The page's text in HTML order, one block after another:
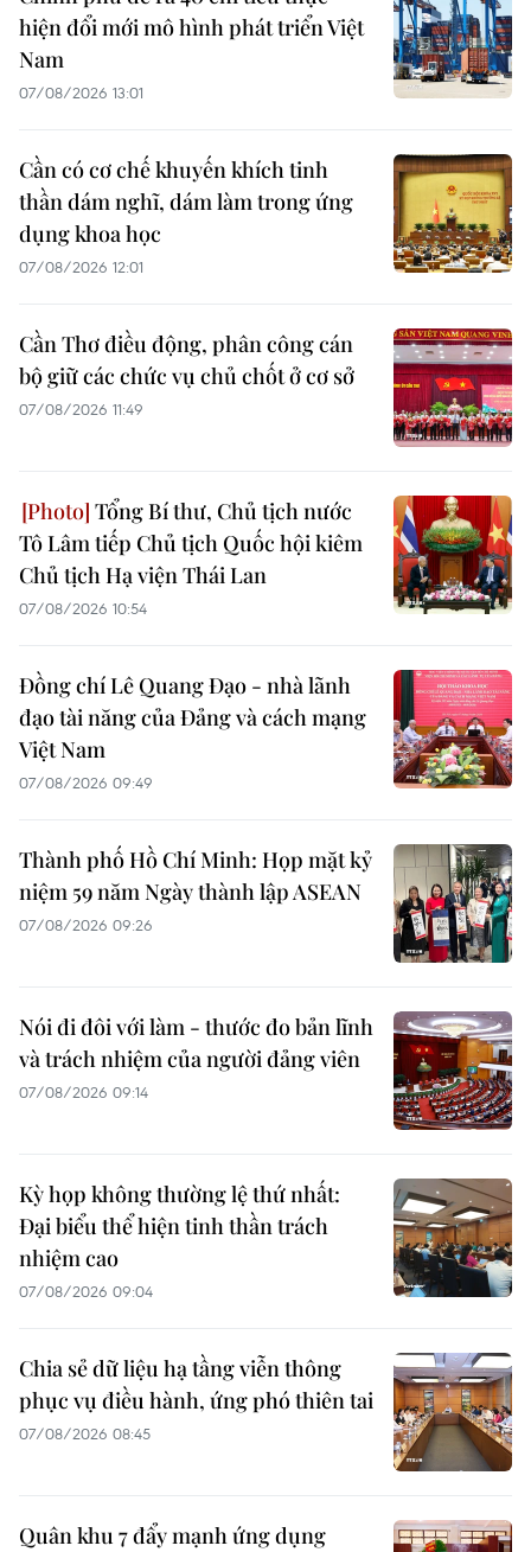
hiện đổi mới mô hình phát triển Việt
Nam
07/08/2026 13:01
Cần có cơ chế khuyến khích tinh
thần dám nghĩ, dám làm trong ứng
dụng khoa học
07/08/2026 12:01
Cần Thơ điều động, phân công cán
bộ giữ các chức vụ chủ chốt ở cơ sở
07/08/2026 11:49
Tổng Bí thư, Chủ tịch nước
Tô Lâm tiếp Chủ tịch Quốc hội kiêm
Chủ tịch Hạ viện Thái Lan
07/08/2026 10:54
Đồng chí Lê Quang Đạo - nhà lãnh
đạo tài năng của Đảng và cách mạng
Việt Nam
07/08/2026 09:49
Thành phố Hồ Chí Minh: Họp mặt kỷ
niệm 59 năm Ngày thành lập ASEAN
07/08/2026 09:26
Nói đi đôi với làm - thước đo bản lĩnh
và trách nhiệm của người đảng viên
07/08/2026 09:14
Kỳ họp không thường lệ thứ nhất:
Đại biểu thể hiện tinh thần trách
nhiệm cao
07/08/2026 09:04
Chia sẻ dữ liệu hạ tầng viễn thông
phục vụ điều hành, ứng phó thiên tai
07/08/2026 08:45
Quân khu 7 đẩy mạnh ứng dụng